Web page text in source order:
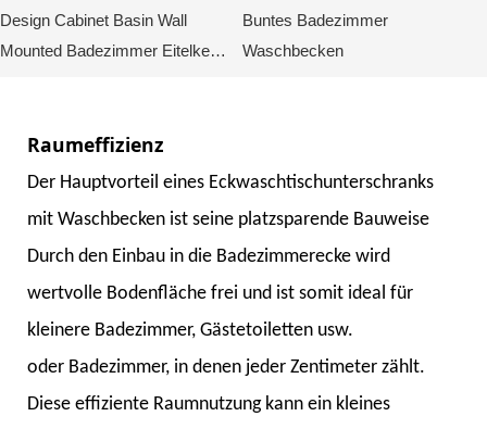
Design Cabinet Basin Wall
Mounted Badezimmer Eitelkeit
Buntes Badezimmer
Waschbecken
Der Hauptvorteil eines Eckwaschtischunterschranks
mit Waschbecken ist seine platzsparende Bauweise
Durch den Einbau in die Badezimmerecke wird
wertvolle Bodenfläche frei und ist somit ideal für
kleinere Badezimmer, Gästetoiletten usw.
oder Badezimmer, in denen jeder Zentimeter zählt.
Diese effiziente Raumnutzung kann ein kleines